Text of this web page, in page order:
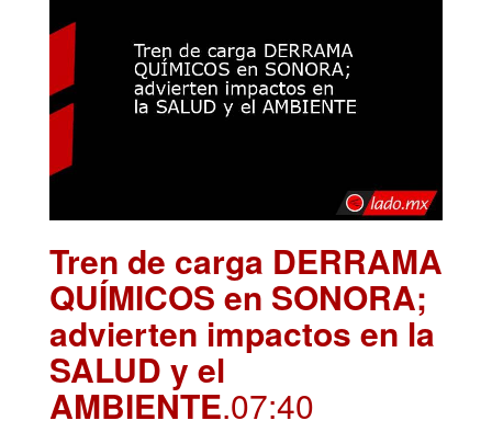
Tren de carga DERRAMA
QUÍMICOS en SONORA;
advierten impactos en la
SALUD y el
AMBIENTE.07:40